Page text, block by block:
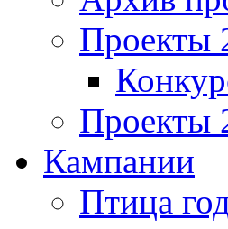
Проекты
Проекты
Кампании
Птица